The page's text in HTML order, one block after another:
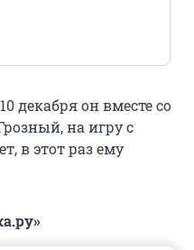
декабря он вместе со
на игру с
в этот раз ему